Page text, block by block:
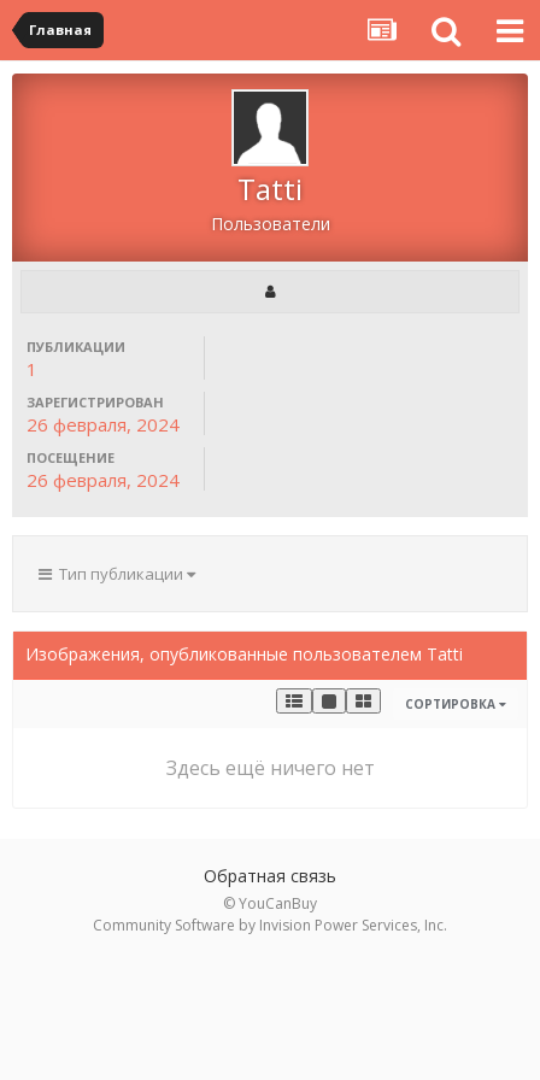
Главная
Tatti
Пользователи
ПУБЛИКАЦИИ
1
ЗАРЕГИСТРИРОВАН
26 февраля, 2024
ПОСЕЩЕНИЕ
26 февраля, 2024
Тип публикации
Изображения, опубликованные пользователем Tatti
СОРТИРОВКА
Здесь ещё ничего нет
Обратная связь
© YouCanBuy
Community Software by Invision Power Services, Inc.